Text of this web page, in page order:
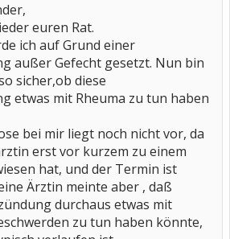
euren Rat.
ich auf Grund einer
außer Gefecht gesetzt. Nun bin
sicher,ob diese
etwas mit Rheuma zu tun haben
bei mir liegt noch nicht vor, da
erst vor kurzem zu einem
hat, und der Termin ist
Ärztin meinte aber , daß
durchaus etwas mit
zu tun haben könnte,